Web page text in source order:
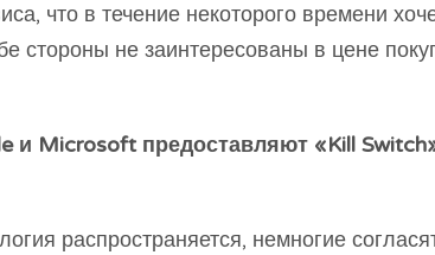
что в течение некоторого времени
стороны не заинтересованы в цене
и Microsoft предоставляют «Kill
распространяется, немногие